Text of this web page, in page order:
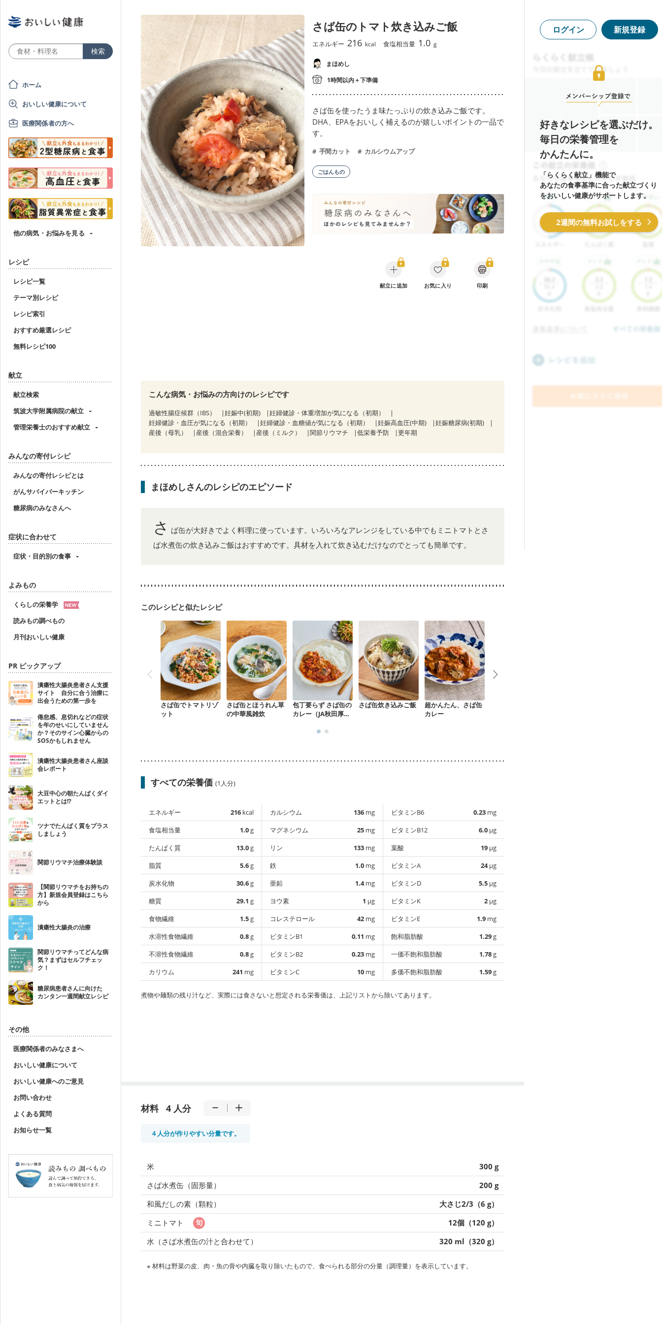
ホーム
おいしい健康について
医療関係者の方へ
他の病気・お悩みを見る
レシピ
レシピ一覧
テーマ別レシピ
レシピ索引
おすすめ厳選レシピ
無料レシピ100
献立
献立検索
筑波大学附属病院の献立
管理栄養士のおすすめ献立
みんなの寄付レシピ
みんなの寄付レシピとは
がんサバイバーキッチン
糖尿病のみなさんへ
症状に合わせて
症状・目的別の食事
よみもの
くらしの栄養学
読みもの調べもの
月刊おいしい健康
PR ピックアップ
潰瘍性大腸炎患者さん支援
サイト 自分に合う治療に
出会うための第一歩を
倦怠感、息切れなどの症状
を年のせいにしていません
か？そのサイン心臓からの
SOSかもしれません
潰瘍性大腸炎患者さん座談
会レポート
大豆中心の朝たんぱくダイ
エットとは!?
ツナでたんぱく質をプラス
しましょう
関節リウマチ治療体験談
【関節リウマチをお持ちの
方】新規会員登録はこちら
から
潰瘍性大腸炎の治療
関節リウマチってどんな病
気？まずはセルフチェッ
ク！
糖尿病患者さんに向けた
カンタン一週間献立レシピ
その他
医療関係者のみなさまへ
おいしい健康について
おいしい健康へのご意見
お問い合わせ
よくある質問
お知らせ一覧
さば缶のトマト炊き込みご飯
エネルギー 216 kcal 食塩相当量 1.0 g
まほめし
1時間以内＋下準備
さば缶を使ったうま味たっぷりの炊き込みご飯です。
DHA、EPAをおいしく補えるのが嬉しいポイントの一品で
す。
手間カット カルシウムアップ
ごはんもの
献立に追加 お気に入り 印刷
こんな病気・お悩みの方向けのレシピです
過敏性腸症候群（IBS） 妊娠中(初期)
妊婦健診・体重増加が気になる（初期）
妊婦健診・血圧が気になる（初期）
妊婦健診・血糖値が気になる（初期） 妊娠高血圧(中期)
妊娠糖尿病(初期)
産後（母乳）
産後（混合栄養） 産後（ミルク） 関節リウマチ 低栄養予防 更年期
まほめしさんのレシピのエピソード
さ
ば缶が大好きでよく料理に使っています。いろいろなアレンジをしている中でもミニトマトとさ
ば水煮缶の炊き込みご飯はおすすめです。具材を入れて炊き込むだけなのでとっても簡単です。
このレシピと似たレシピ
さば缶でトマトリゾ
ット
さば缶とほうれん草
の中華風雑炊
包丁要らず さば缶の
カレー（JA秋田厚生
さば缶炊き込みご飯
超かんたん、さば缶
カレー
すべての栄養価 (1人分)
エネルギー 216 kcal
食塩相当量
1.0g
たんぱく質
13.0g
脂質
5.6g
炭水化物
30.6g
糖質
29.1 g
食物繊維
1.5g
水溶性食物繊維
0.8g
不溶性食物繊維
0.8g
カリウム
241 mg
カルシウム 136 mg
マグネシウム
25 mg
リン
133 mg
鉄
1.0 mg
亜鉛
1.4mg
ヨウ素
1 µg
コレステロール
42 mg
ビタミンB1
0.11 mg
ビタミンB2
0.23 mg
ビタミンC
10 mg
ビタミンB6 0.23 mg
ビタミンB12
6.0 µg
葉酸
19 µg
ビタミンA
24µg
ビタミンD
5.5 µg
ビタミンK
2 µg
ビタミンE
1.9 mg
飽和脂肪酸
1.29g
一価不飽和脂肪酸
1.78g
多価不飽和脂肪酸
1.59g
煮物や麺類の残り汁など、実際には食さないと想定される栄養価は、上記リストから除いてあります。
材料 4 人分
４人分が作りやすい分量です。
米
300 g
さば水煮缶（固形量）
200 g
和風だしの素（顆粒）
大さじ2/3（6 g）
ミニトマト
12個（120 g）
水（さば水煮缶の汁と合わせて）
320 ml（320 g）
※ 材料は野菜の皮、肉・魚の骨や内臓を取り除いたもので、食べられる部分の分量（調理量）を表示しています。
ログイン 新規登録
好きなレシピを選ぶだけ。
毎日の栄養管理を
かんたんに。
「らくらく献立」機能で
あなたの食事基準に合った献立づくり
をおいしい健康がサポートします。
2週間の無料お試しをする